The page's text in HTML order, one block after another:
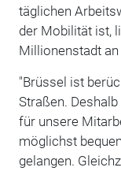
täglichen
der Mobilität ist,
Millionenstadt an
"Brüssel ist
Straßen.
für unsere
möglichst
gelangen.